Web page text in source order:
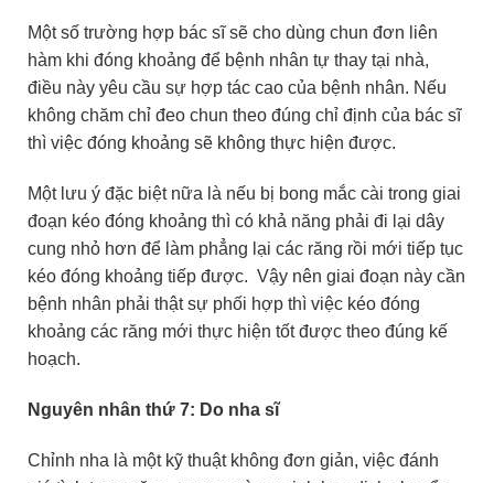
Một số trường hợp bác sĩ sẽ cho dùng chun đơn liên
hàm khi đóng khoảng để bệnh nhân tự thay tại nhà,
điều này yêu cầu sự hợp tác cao của bệnh nhân. Nếu
không chăm chỉ đeo chun theo đúng chỉ định của bác sĩ
thì việc đóng khoảng sẽ không thực hiện được.
Một lưu ý đặc biệt nữa là nếu bị bong mắc cài trong giai
đoạn kéo đóng khoảng thì có khả năng phải đi lại dây
cung nhỏ hơn để làm phẳng lại các răng rồi mới tiếp tục
kéo đóng khoảng tiếp được. Vậy nên giai đoạn này cần
bệnh nhân phải thật sự phối hợp thì việc kéo đóng
khoảng các răng mới thực hiện tốt được theo đúng kế
hoạch.
Nguyên nhân thứ 7: Do nha sĩ
Chỉnh nha là một kỹ thuật không đơn giản, việc đánh